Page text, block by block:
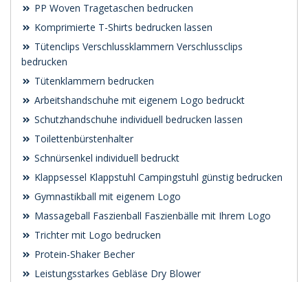
PP Woven Tragetaschen bedrucken
Komprimierte T-Shirts bedrucken lassen
Tütenclips Verschlussklammern Verschlussclips
bedrucken
Tütenklammern bedrucken
Arbeitshandschuhe mit eigenem Logo bedruckt
Schutzhandschuhe individuell bedrucken lassen
Toilettenbürstenhalter
Schnürsenkel individuell bedruckt
Klappsessel Klappstuhl Campingstuhl günstig bedrucken
Gymnastikball mit eigenem Logo
Massageball Faszienball Faszienbälle mit Ihrem Logo
Trichter mit Logo bedrucken
Protein-Shaker Becher
Leistungsstarkes Gebläse Dry Blower